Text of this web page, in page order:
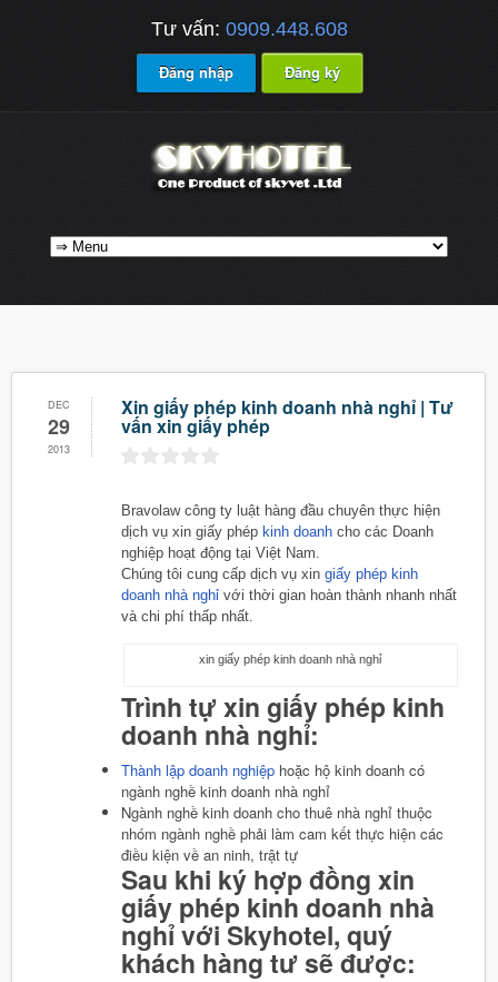
Tư vấn: 0909.448.608
Đăng nhập Đăng ký
DEC
29
2013
Xin giấy phép kinh doanh nhà nghỉ | Tư
vấn xin giấy phép
Bravolaw công ty luật hàng đầu chuyên thực hiện
dịch vụ xin giấy phép kinh doanh cho các Doanh
nghiệp hoạt động tại Việt Nam.
Chúng tôi cung cấp dịch vụ xin giấy phép kinh
doanh nhà nghỉ với thời gian hoàn thành nhanh nhất
và chi phí thấp nhất.
xin giấy phép kinh doanh nhà nghỉ
Trình tự xin giấy phép kinh
doanh nhà nghỉ:
Thành lập doanh nghiệp hoặc hộ kinh doanh có
ngành nghề kinh doanh nhà nghỉ
Ngành nghề kinh doanh cho thuê nhà nghỉ thuộc
nhóm ngành nghề phải làm cam kết thực hiện các
điều kiện về an ninh, trật tự
Sau khi ký hợp đồng xin
giấy phép kinh doanh nhà
nghỉ với Skyhotel, quý
khách hàng tư sẽ được: